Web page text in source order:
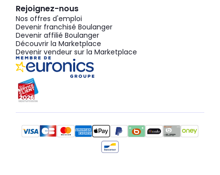
Rejoignez-nous
Nos offres d'emploi
Devenir franchisé Boulanger
Devenir affilié Boulanger
Découvrir la Marketplace
Devenir vendeur sur la Marketplace